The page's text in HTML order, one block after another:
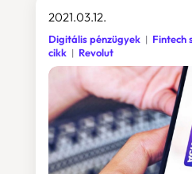
2021.03.12.
Digitális pénzügyek Fintech
cikk
Revolut